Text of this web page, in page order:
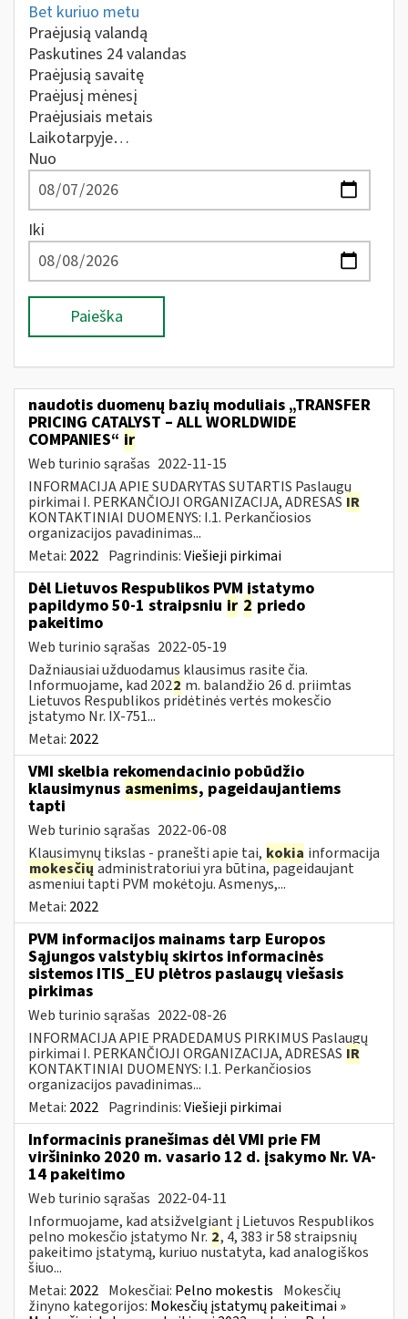
Bet kuriuo metu
Praėjusią valandą
Paskutines 24 valandas
Praėjusią savaitę
Praėjusį mėnesį
Praėjusiais metais
Laikotarpyje…
Nuo
Iki
Paieška
naudotis duomenų bazių moduliais „TRANSFER
PRICING CATALYST – ALL WORLDWIDE
COMPANIES“ ir
Web turinio sąrašas 2022-11-15
INFORMACIJA APIE SUDARYTAS SUTARTIS Paslaugų
pirkimai I. PERKANČIOJI ORGANIZACIJA, ADRESAS IR
KONTAKTINIAI DUOMENYS: I.1. Perkančiosios
organizacijos pavadinimas...
Metai: 2022 Pagrindinis:Viešieji pirkimai
Dėl Lietuvos Respublikos PVM įstatymo
papildymo 50-1 straipsniu ir 2 priedo
pakeitimo
Web turinio sąrašas 2022-05-19
Dažniausiai užduodamus klausimus rasite čia.
Informuojame, kad 2022 m. balandžio 26 d. priimtas
Lietuvos Respublikos pridėtinės vertės mokesčio
įstatymo Nr. IX-751...
Metai: 2022
VMI skelbia rekomendacinio pobūdžio
klausimynus asmenims, pageidaujantiems
tapti
Web turinio sąrašas 2022-06-08
Klausimynų tikslas - pranešti apie tai, kokia informacija
mokesčių administratoriui yra būtina, pageidaujant
asmeniui tapti PVM mokėtoju. Asmenys,...
Metai: 2022
PVM informacijos mainams tarp Europos
Sąjungos valstybių skirtos informacinės
sistemos ITIS_EU plėtros paslaugų viešasis
pirkimas
Web turinio sąrašas 2022-08-26
INFORMACIJA APIE PRADEDAMUS PIRKIMUS Paslaugų
pirkimai I. PERKANČIOJI ORGANIZACIJA, ADRESAS IR
KONTAKTINIAI DUOMENYS: I.1. Perkančiosios
organizacijos pavadinimas...
Metai: 2022 Pagrindinis:Viešieji pirkimai
Informacinis pranešimas dėl VMI prie FM
viršininko 2020 m. vasario 12 d. įsakymo Nr. VA-
14 pakeitimo
Web turinio sąrašas 2022-04-11
Informuojame, kad atsižvelgiant į Lietuvos Respublikos
pelno mokesčio įstatymo Nr. 2, 4, 383 ir 58 straipsnių
pakeitimo įstatymą, kuriuo nustatyta, kad analogiškos
šiuo...
Metai: 2022 Mokesčiai: Pelno mokestis Mokesčių
žinyno kategorijos: Mokesčių įstatymų pakeitimai »